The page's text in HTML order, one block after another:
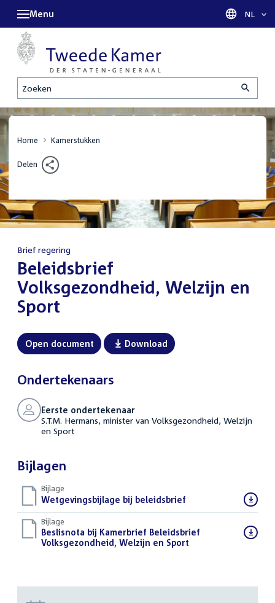
Zoeken
Menu Taal
NL
Home Kamerstukken
Delen
Brief regering
:Beleidsbrief
Volksgezondheid, Welzijn en
Sport
Open document Download
Ondertekenaars
Eerste ondertekenaar
S.T.M. Hermans, minister van Volksgezondheid, Welzijn
en Sport
Bijlagen
Bijlage
Download
bestand:
Wetgevingsbijlage bij beleidsbrief
Bijlage
Download
bestand:
Beslisnota bij Kamerbrief Beleidsbrief
Volksgezondheid, Welzijn en Sport